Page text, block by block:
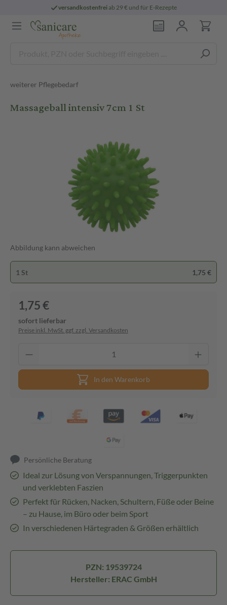
versandkostenfreiab 29 € und für E-Rezepte
weiterer Pflegebedarf
Massageball intensiv 7cm 1 St
Abbildung kann abweichen
1 St 1,75 €
1,75 €
sofort lieferbar
Preise inkl. MwSt. ggf. zzgl. Versandkosten
In den Warenkorb
Persönliche Beratung
Ideal zur Lösung von Verspannungen, Triggerpunkten
und verklebten Faszien
Perfekt für Rücken, Nacken, Schultern, Füße oder Beine
– zu Hause, im Büro oder beim Sport
In verschiedenen Härtegraden & Größen erhältlich
PZN: 19539724
Hersteller: ERAC GmbH